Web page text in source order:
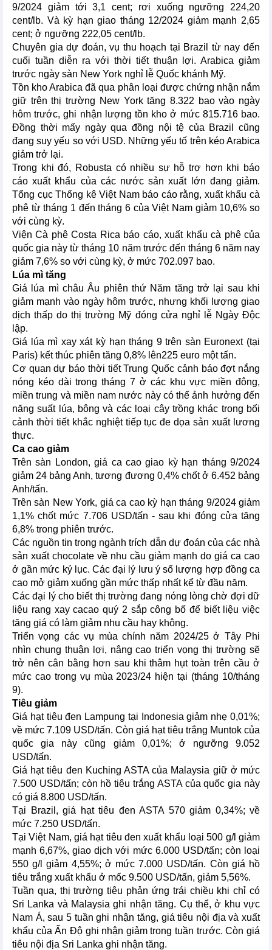
9/2024 giảm tới 3,1 cent; rơi xuống ngưỡng 224,20
cent/lb. Và kỳ hạn giao tháng 12/2024 giảm mạnh 2,65
cent; ở ngưỡng 222,05 cent/lb.
Chuyên gia dự đoán, vụ thu hoạch tại Brazil từ nay đến
cuối tuần diễn ra với thời tiết thuận lợi. Arabica giảm
trước ngày sàn New York nghỉ lễ Quốc khánh Mỹ.
Tồn kho Arabica đã qua phân loại được chứng nhận nắm
giữ trên thị trường New York tăng 8.322 bao vào ngày
hôm trước, ghi nhận lượng tồn kho ở mức 815.716 bao.
Đồng thời mấy ngày qua đồng nội tệ của Brazil cũng
đang suy yếu so với USD. Những yếu tố trên kéo Arabica
giảm trở lại.
Trong khi đó, Robusta có nhiều sự hỗ trợ hơn khi báo
cáo xuất khẩu của các nước sản xuất lớn đang giảm.
Tổng cục Thống kê Việt Nam báo cáo rằng, xuất khẩu cà
phê từ tháng 1 đến tháng 6 của Việt Nam giảm 10,6% so
với cùng kỳ.
Viện Cà phê Costa Rica báo cáo, xuất khẩu cà phê của
quốc gia này từ tháng 10 năm trước đến tháng 6 năm nay
giảm 7,6% so với cùng kỳ, ở mức 702.097 bao.
Lúa mì tăng
Giá lúa mì châu Âu phiên thứ Năm tăng trở lại sau khi
giảm mạnh vào ngày hôm trước, nhưng khối lượng giao
dịch thấp do thị trường Mỹ đóng cửa nghỉ lễ Ngày Độc
lập.
Giá lúa mì xay xát kỳ hạn tháng 9 trên sàn Euronext (tại
Paris) kết thúc phiên tăng 0,8% lên225 euro một tấn.
Cơ quan dự báo thời tiết Trung Quốc cảnh báo đợt nắng
nóng kéo dài trong tháng 7 ở các khu vực miền đông,
miền trung và miền nam nước này có thể ảnh hưởng đến
năng suất lúa, bông và các loại cây trồng khác trong bối
cảnh thời tiết khắc nghiệt tiếp tục đe dọa sản xuất lương
thực.
Ca cao giảm
Trên sàn London, giá ca cao giao kỳ hạn tháng 9/2024
giảm 24 bảng Anh, tương đương 0,4% chốt ở 6.452 bảng
Anh/tấn.
Trên sàn New York, giá ca cao kỳ hạn tháng 9/2024 giảm
1,1% chốt mức 7.706 USD/tấn - sau khi đóng cửa tăng
6,8% trong phiên trước.
Các nguồn tin trong ngành trích dẫn dự đoán của các nhà
sản xuất chocolate về nhu cầu giảm mạnh do giá ca cao
ở gần mức kỷ lục. Các đại lý lưu ý số lượng hợp đồng ca
cao mở giảm xuống gần mức thấp nhất kể từ đầu năm.
Các đại lý cho biết thị trường đang nóng lòng chờ đợi dữ
liệu rang xay cacao quý 2 sắp công bố để biết liệu việc
tăng giá có làm giảm nhu cầu hay không.
Triển vọng các vụ mùa chính năm 2024/25 ở Tây Phi
nhìn chung thuận lợi, nâng cao triển vọng thị trường sẽ
trở nên cân bằng hơn sau khi thâm hụt toàn trên cầu ở
mức cao trong vụ mùa 2023/24 hiện tại (tháng 10/tháng
9).
Tiêu giảm
Giá hạt tiêu đen Lampung tại Indonesia giảm nhẹ 0,01%;
về mức 7.109 USD/tấn. Còn giá hạt tiêu trắng Muntok của
quốc gia này cũng giảm 0,01%; ở ngưỡng 9.052
USD/tấn.
Giá hạt tiêu đen Kuching ASTA của Malaysia giữ ở mức
7.500 USD/tấn; còn hồ tiêu trắng ASTA của quốc gia này
có giá 8.800 USD/tấn.
Tại Brazil, giá hạt tiêu đen ASTA 570 giảm 0,34%; về
mức 7.250 USD/tấn.
Tại Việt Nam, giá hạt tiêu đen xuất khẩu loại 500 g/l giảm
mạnh 6,67%, giao dịch với mức 6.000 USD/tấn; còn loại
550 g/l giảm 4,55%; ở mức 7.000 USD/tấn. Còn giá hồ
tiêu trắng xuất khẩu ở mốc 9.500 USD/tấn, giảm 5,56%.
Tuần qua, thị trường tiêu phản ứng trái chiều khi chỉ có
Sri Lanka và Malaysia ghi nhận tăng. Cụ thể, ở khu vực
Nam Á, sau 5 tuần ghi nhận tăng, giá tiêu nội địa và xuất
khẩu của Ấn Độ ghi nhận giảm trong tuần trước. Còn giá
tiêu nội địa Sri Lanka ghi nhận tăng.